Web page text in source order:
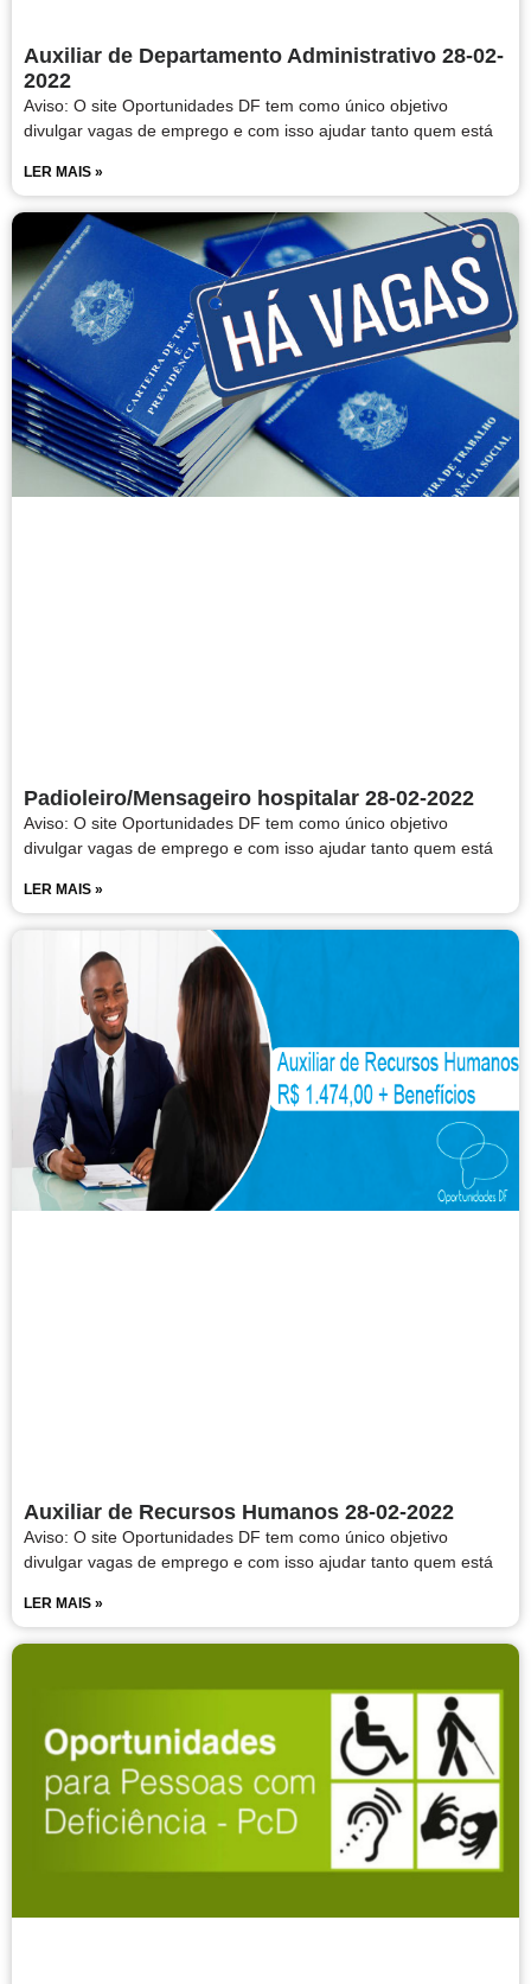
Auxiliar de Departamento Administrativo 28-02-
2022
Aviso: O site Oportunidades DF tem como único objetivo
divulgar vagas de emprego e com isso ajudar tanto quem está
LER MAIS »
Padioleiro/Mensageiro hospitalar 28-02-2022
Aviso: O site Oportunidades DF tem como único objetivo
divulgar vagas de emprego e com isso ajudar tanto quem está
LER MAIS »
Auxiliar de Recursos Humanos 28-02-2022
Aviso: O site Oportunidades DF tem como único objetivo
divulgar vagas de emprego e com isso ajudar tanto quem está
LER MAIS »